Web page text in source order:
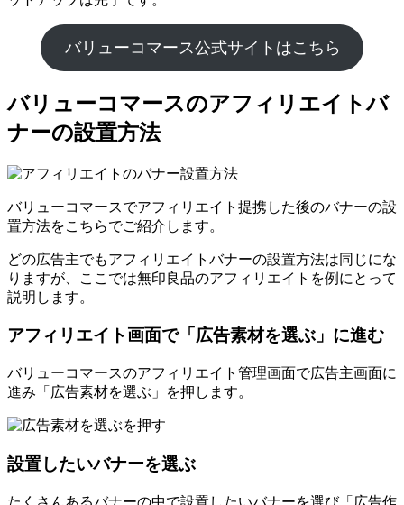
バリューコマース公式サイトはこちら
バリューコマースのアフィリエイトバ
ナーの設置方法
バリューコマースでアフィリエイト提携した後のバナーの設
置方法をこちらでご紹介します。
どの広告主でもアフィリエイトバナーの設置方法は同じにな
りますが、ここでは無印良品のアフィリエイトを例にとって
説明します。
アフィリエイト画面で「広告素材を選ぶ」に進む
バリューコマースのアフィリエイト管理画面で広告主画面に
進み「広告素材を選ぶ」を押します。
設置したいバナーを選ぶ
たくさんあるバナーの中で設置したいバナーを選び「広告作